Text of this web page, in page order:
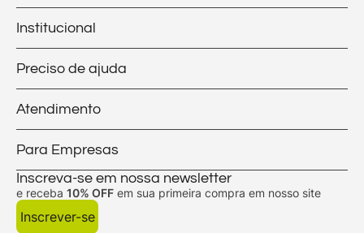
Institucional
Preciso de ajuda
Atendimento
Para Empresas
Inscreva-se em nossa newsletter
e receba 10% OFF em sua primeira compra em nosso site
Inscrever-se